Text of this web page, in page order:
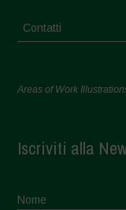
Contatti
Areas of Work
Iscriviti alla
Nome